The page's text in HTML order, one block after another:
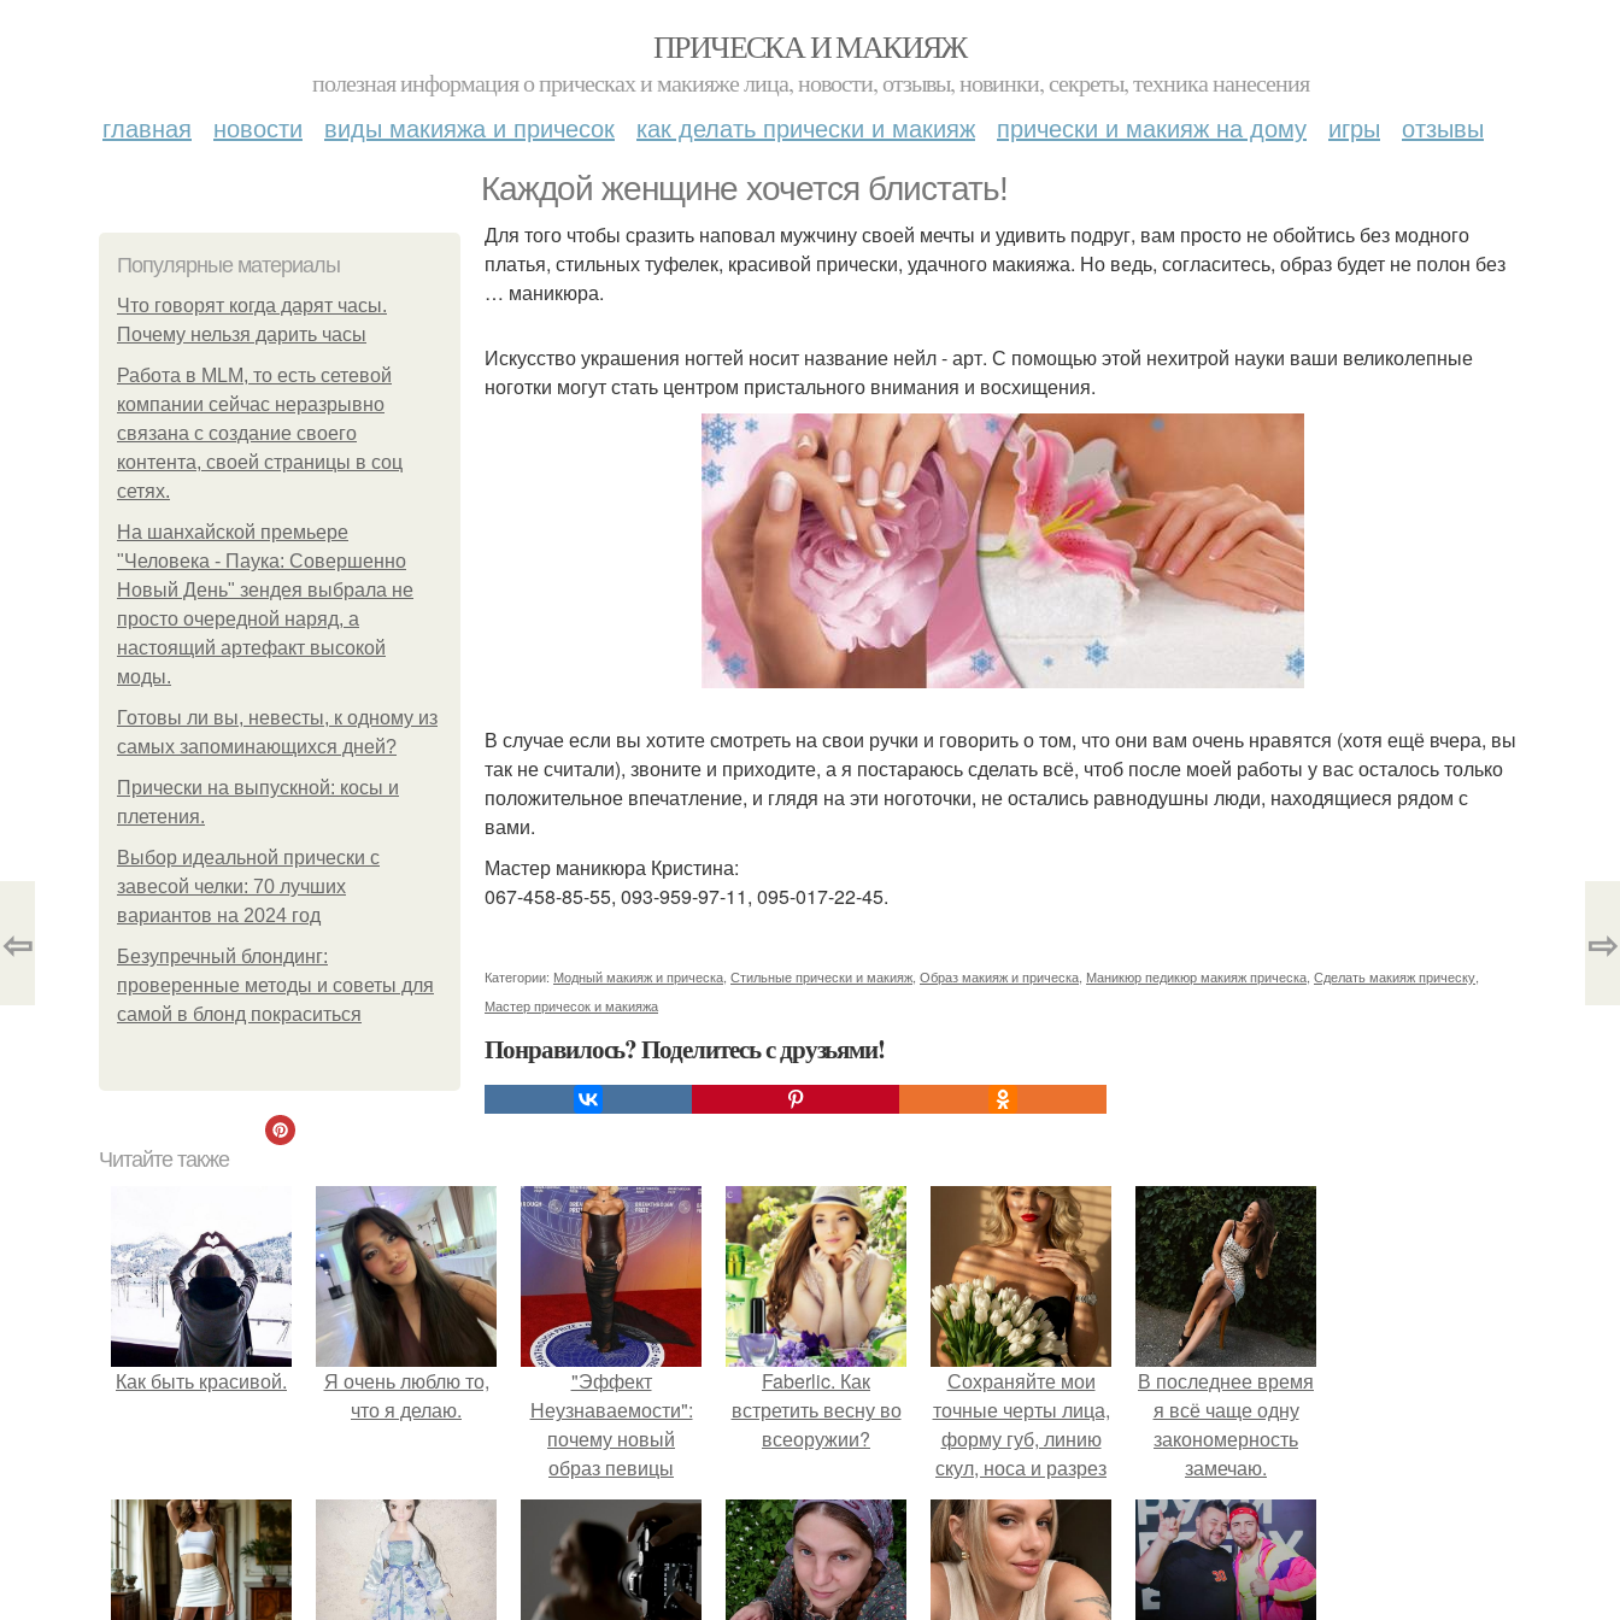
ПРИЧЕСКА И МАКИЯЖ
полезная информация о прическах и макияже лица, новости, отзывы, новинки, секреты, техника нанесения
главная новости виды макияжа и причесок как делать прически и макияж прически и макияж на дому игры отзывы
Каждой женщине хочется блистать!
Популярные материалы
Что говорят когда дарят часы.
Почему нельзя дарить часы
Работа в MLM, то есть сетевой
компании сейчас неразрывно
связана с создание своего
контента, своей страницы в соц
сетях.
На шанхайской премьере
"Человека - Паука: Совершенно
Новый День" зендея выбрала не
просто очередной наряд, а
настоящий артефакт высокой
моды.
Готовы ли вы, невесты, к одному из
самых запоминающихся дней?
Прически на выпускной: косы и
плетения.
Выбор идеальной прически с
завесой челки: 70 лучших
вариантов на 2024 год
Безупречный блондинг:
проверенные методы и советы для
самой в блонд покраситься
Для того чтобы сразить наповал мужчину своей мечты и удивить подруг, вам просто не обойтись без модного
платья, стильных туфелек, красивой прически, удачного макияжа. Но ведь, согласитесь, образ будет не полон без
… маникюра.
Искусство украшения ногтей носит название нейл - арт. С помощью этой нехитрой науки ваши великолепные
ноготки могут стать центром пристального внимания и восхищения.
В случае если вы хотите смотреть на свои ручки и говорить о том, что они вам очень нравятся (хотя ещё вчера, вы
так не считали), звоните и приходите, а я постараюсь сделать всё, чтоб после моей работы у вас осталось только
положительное впечатление, и глядя на эти ноготочки, не остались равнодушны люди, находящиеся рядом с
вами.
Мастер маникюра Кристина:
067-458-85-55, 093-959-97-11, 095-017-22-45.
Категории: Модный макияж и прическа Стильные прически и макияж Образ макияж и прическа Маникюр педикюр макияж прическа Сделать макияж прическу
Мастер причесок и макияжа
Понравилось? Поделитесь с друзьями!
⇦ ⇨
Читайте также
Как быть красивой.
Я очень люблю то,
что я делаю.
"Эффект
Неузнаваемости":
почему новый
образ певицы
вызвал споры о
гранях
возможного?
Faberlic. Как
встретить весну во
всеоружии?
Сохраняйте мои
точные черты лица,
форму губ, линию
скул, носа и разрез
глаз.
В последнее время
я всё чаще одну
закономерность
замечаю.